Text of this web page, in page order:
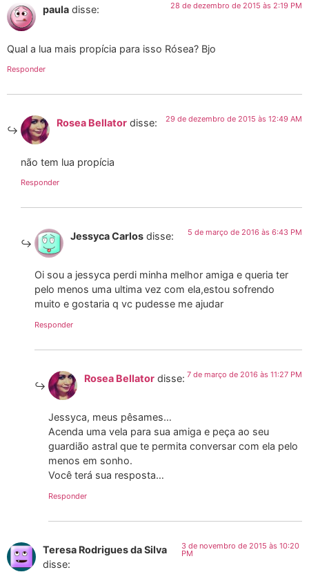
paula disse: 28 de dezembro de 2015 às 2:19 PM
Qual a lua mais propícia para isso Rósea? Bjo
Responder
Rosea Bellator disse: 29 de dezembro de 2015 às 12:49 AM
não tem lua propícia
Responder
Jessyca Carlos disse: 5 de março de 2016 às 6:43 PM
Oi sou a jessyca perdi minha melhor amiga e queria ter
pelo menos uma ultima vez com ela,estou sofrendo
muito e gostaria q vc pudesse me ajudar
Responder
Rosea Bellator disse: 7 de março de 2016 às 11:27 PM
Jessyca, meus pêsames…
Acenda uma vela para sua amiga e peça ao seu
guardião astral que te permita conversar com ela pelo
menos em sonho.
Você terá sua resposta…
Responder
Teresa Rodrigues da Silva
disse:
3 de novembro de 2015 às 10:20
PM